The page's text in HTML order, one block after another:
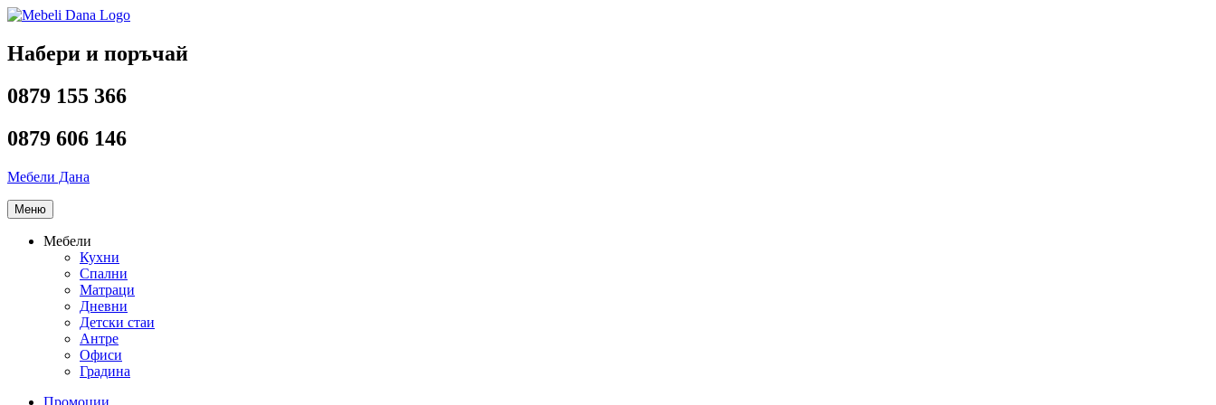
Напред
съдържанието
Набери и поръчай
0879 155 366
0879 606 146
Мебели Дана
Меню
Мебели
Кухни
Спални
Матраци
Дневни
Детски стаи
Антре
Офиси
Градина
Промоции